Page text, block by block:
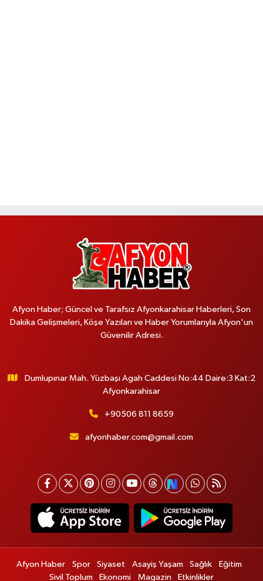
Afyon Haber; Güncel ve Tarafsız Afyonkarahisar Haberleri, Son
Dakika Gelişmeleri, Köşe Yazıları ve Haber Yorumlarıyla Afyon'un
Güvenilir Adresi.
Dumlupınar Mah. Yüzbaşı Agah Caddesi No:44 Daire:3 Kat:2
Afyonkarahisar
+90506 811 8659
afyonhaber.com@gmail.com
Afyon Haber Spor Siyaset Asayiş Yaşam Sağlık
Eğitim
Sivil Toplum
Ekonomi Magazin Etkinlikler